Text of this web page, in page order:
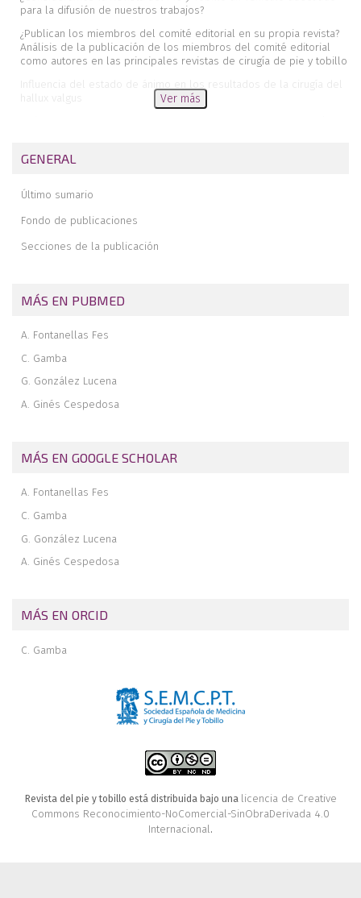
para la difusión de nuestros trabajos?
¿Publican los miembros del comité editorial en su propia revista?
Análisis de la publicación de los miembros del comité editorial
como autores en las principales revistas de cirugía de pie y tobillo
Influencia del estado de ánimo en los resultados de la cirugía del
hallux valgus
osteotomía de calcáneo los resultados clínicos?
zambo neurológico
Rotura aguda del tendón tibial posterior: descripción de un caso
Ver más
GENERAL
Último sumario
Fondo de publicaciones
Secciones de la publicación
MÁS EN PUBMED
A. Fontanellas Fes
C. Gamba
G. González Lucena
A. Ginés Cespedosa
MÁS EN GOOGLE SCHOLAR
A. Fontanellas Fes
C. Gamba
G. González Lucena
A. Ginés Cespedosa
MÁS EN ORCID
C. Gamba
Revista del pie y tobillo está distribuida bajo una licencia de Creative
Commons Reconocimiento-NoComercial-SinObraDerivada 4.0
Internacional.